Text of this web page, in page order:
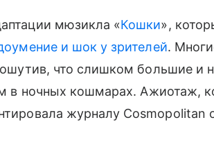
мюзикла «Кошки»,
и шок у зрителей.
что слишком большие и
в ночных кошмарах. Ажиотаж,
журналу Cosmopolitan